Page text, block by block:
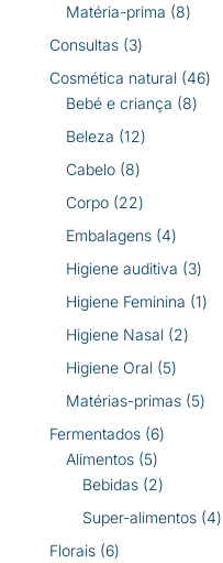
Matéria-prima 88
Consultas 33
produtos
Cosmética natural 4646
Bebé e criança 88
Beleza 1212
Cabelo 88
produtos
Corpo 2222
produtos
Embalagens 44
produtos
Higiene auditiva 33
Higiene Feminina 11
Higiene Nasal 22
Higiene Oral 55
produtos
Matérias-primas 55
Fermentados 66
Alimentos 55
produtos
Bebidas 22
produtos
Super-alimentos 44
Florais 66